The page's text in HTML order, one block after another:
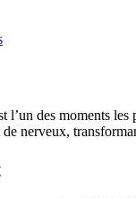
l’un des moments
de nerveux,